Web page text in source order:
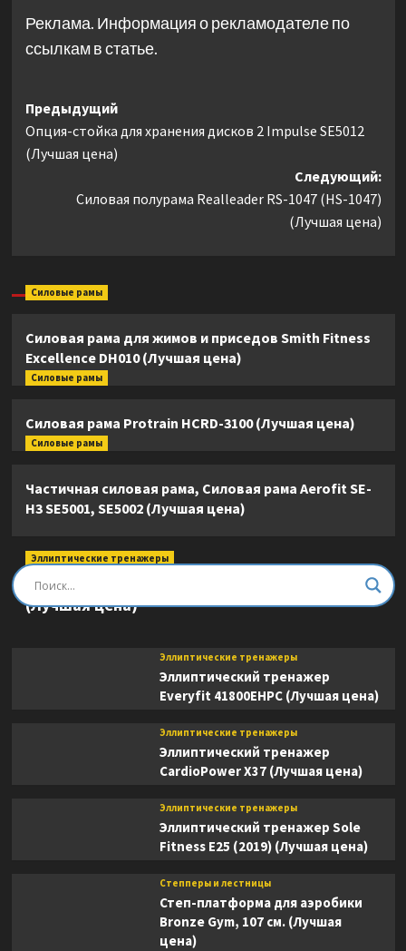
Реклама. Информация о рекламодателе по
ссылкам в статье.
Навигация
записи
Предыдущий
Опция-стойка для хранения дисков 2 Impulse SE5012
(Лучшая цена)
Следующий:
Силовая полурама Realleader RS-1047 (HS-1047)
(Лучшая цена)
Силовые рамы
Силовая рама для жимов и приседов Smith Fitness
Excellence DH010 (Лучшая цена)
Силовые рамы
Силовая рама Protrain HCRD-3100 (Лучшая цена)
Силовые рамы
Частичная силовая рама, Силовая рама Aerofit SE-
H3 SE5001, SE5002 (Лучшая цена)
Эллиптические тренажеры
Эллиптический тренажер DFC E8745T
(Лучшая цена)
Эллиптические тренажеры
Эллиптический тренажер
Everyfit 41800EHPC (Лучшая цена)
Эллиптические тренажеры
Эллиптический тренажер
CardioPower X37 (Лучшая цена)
Эллиптические тренажеры
Эллиптический тренажер Sole
Fitness E25 (2019) (Лучшая цена)
Степперы и лестницы
Степ-платформа для аэробики
Bronze Gym, 107 см. (Лучшая
цена)